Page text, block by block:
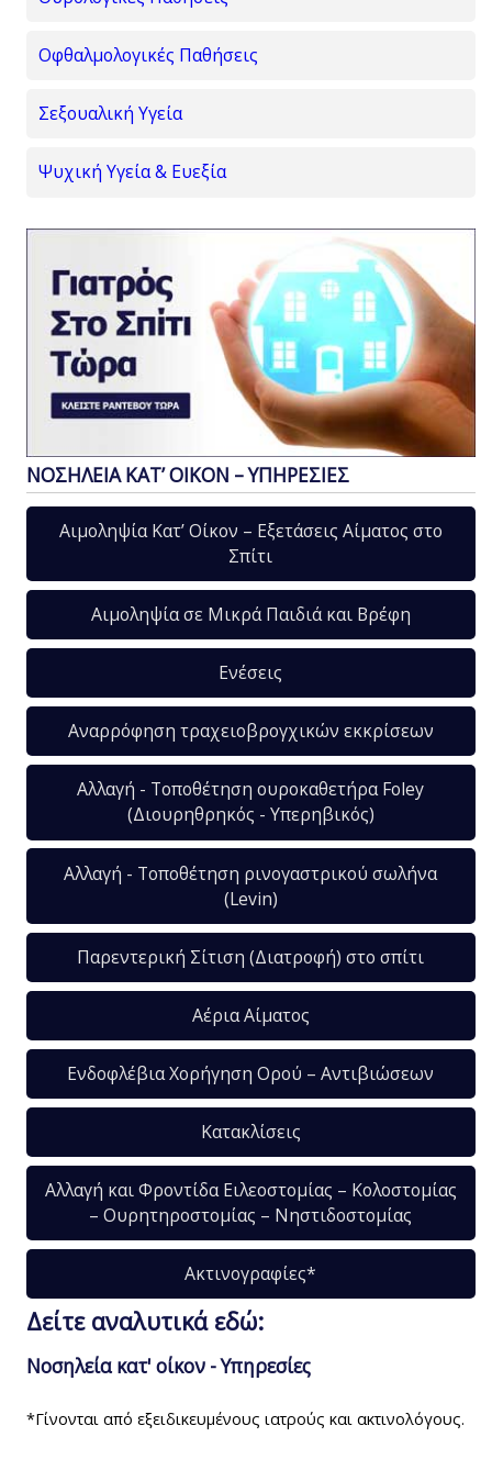
Οφθαλμολογικές Παθήσεις
Σεξουαλική Υγεία
Ψυχική Υγεία & Ευεξία
ΝΟΣΗΛΕΙΑ ΚΑΤ’ ΟΙΚΟΝ – ΥΠΗΡΕΣΙΕΣ
Αιμοληψία Κατ’ Οίκον – Εξετάσεις Αίματος στο
Σπίτι
Αιμοληψία σε Μικρά Παιδιά και Βρέφη
Ενέσεις
Αναρρόφηση τραχειοβρογχικών εκκρίσεων
Αλλαγή - Τοποθέτηση ουροκαθετήρα Foley
(Διουρηθρηκός - Υπερηβικός)
Αλλαγή - Τοποθέτηση ρινογαστρικού σωλήνα
(Levin)
Παρεντερική Σίτιση (Διατροφή) στο σπίτι
Αέρια Αίματος
Ενδοφλέβια Χορήγηση Ορού – Αντιβιώσεων
Κατακλίσεις
Αλλαγή και Φροντίδα Ειλεοστομίας – Κολοστομίας
– Ουρητηροστομίας – Νηστιδοστομίας
Ακτινογραφίες*
Δείτε αναλυτικά εδώ:
Νοσηλεία κατ' οίκον - Υπηρεσίες
*Γίνονται από εξειδικευμένους ιατρούς και ακτινολόγους.